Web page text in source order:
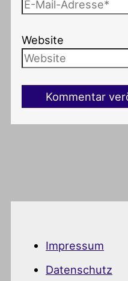
Website
Impressum
Datenschutz